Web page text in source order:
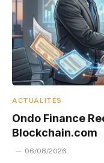
ACTUALITÉS
Ondo Finance
Blockchain.com
06/08/2026